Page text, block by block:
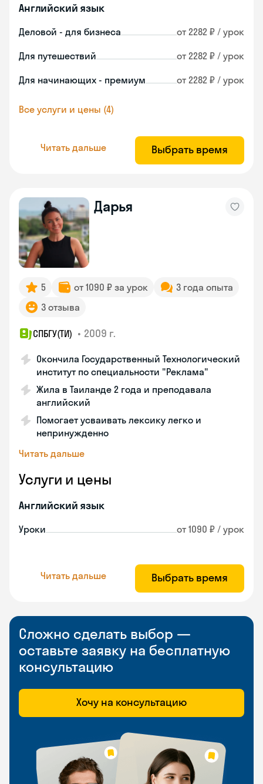
Английский язык
Деловой - для бизнеса от 2282 ₽ / урок
Для путешествий от 2282 ₽ / урок
Для начинающих - премиум от 2282 ₽ / урок
Все услуги и цены (4)
Читать дальше Выбрать время
Дарья
5 от 1090 ₽ за урок
3 года опыта
3 отзыва
СПБГУ(ТИ) • 2009 г.
Окончила Государственный Технологический
институт по специальности "Реклама"
Жила в Таиланде 2 года и преподавала
английский
Помогает усваивать лексику легко и
непринужденно
Читать дальше
Услуги и цены
Английский язык
Уроки от 1090 ₽ / урок
Читать дальше Выбрать время
Сложно сделать выбор —
оставьте заявку на бесплатную
консультацию
Хочу на консультацию